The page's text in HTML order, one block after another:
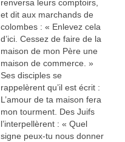
renversa leurs comptoirs,
et dit aux marchands de
colombes : « Enlevez cela
d’ici. Cessez de faire de la
maison de mon Père une
maison de commerce. »
Ses disciples se
rappelèrent qu’il est écrit :
L’amour de ta maison fera
mon tourment. Des Juifs
l’interpellèrent : « Quel
signe peux-tu nous donner